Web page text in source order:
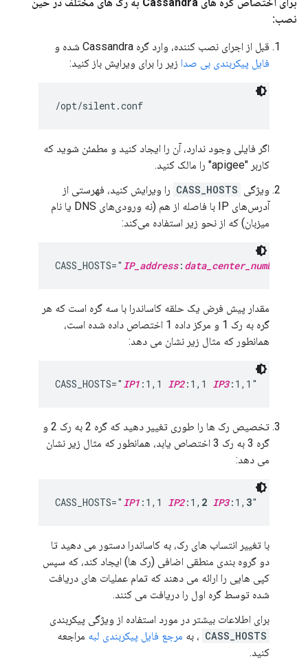
نصب:
قبل از اجرای نصب کننده، وارد گره Cassandra شده و
فایل پیکربندی بی صدا زیر را برای ویرایش باز کنید:
/opt/silent.conf
اگر فایلی وجود ندارد، آن را ایجاد کنید و مطمئن شوید که
کاربر "apigee" را مالک کنید.
ویژگی CASS_HOSTS را ویرایش کنید، فهرستی از
آدرس‌های IP با فاصله از هم (نه ورودی‌های DNS یا نام
میزبان) که از نحو زیر استفاده می‌کند:
CASS_HOSTS=" IP_address: data_center_number
مقدار پیش فرض یک حلقه کاساندرا با سه گره است که هر
گره به رک 1 و مرکز داده 1 اختصاص داده شده است،
همانطور که مثال زیر نشان می دهد:
CASS_HOSTS=" IP1 :1,1 IP2:1,1 IP3:1,1"
تخصیص رک ها را طوری تغییر دهید که گره 2 به رک 2 و
گره 3 به رک 3 اختصاص یابد، همانطور که مثال زیر نشان
می دهد:
CASS_HOSTS=" IP1 :1,1 IP2:1, 2 IP3:1, 3"
با تغییر انتساب های رک، به کاساندرا دستور می دهید تا
دو گروه بندی منطقی اضافی (رک ها) ایجاد کند، که سپس
کپی هایی را ارائه می دهند که تمام عملیات های دریافت
شده توسط گره اول را دریافت می کنند.
برای اطلاعات بیشتر در مورد استفاده از ویژگی پیکربندی
CASS_HOSTS ، به مرجع فایل پیکربندی لبه مراجعه
کنید.